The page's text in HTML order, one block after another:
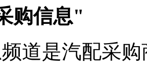
购信息"
道是汽配采